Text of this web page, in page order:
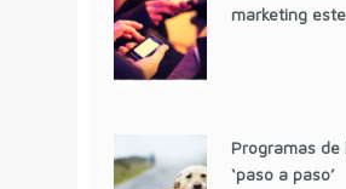
marketing
Programas de
‘paso a paso’